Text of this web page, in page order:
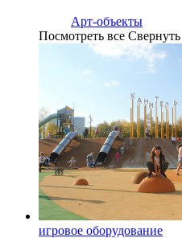
Арт-объекты
Посмотреть все Свернуть
игровое оборудование